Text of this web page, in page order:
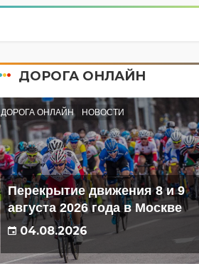
ДОРОГА ОНЛАЙН
ДОРОГА ОНЛАЙН НОВОСТИ
Перекрытие движения 8 и 9
августа 2026 года в Москве
04.08.2026